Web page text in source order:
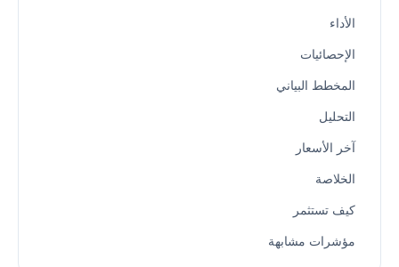
الأداء
الإحصائيات
المخطط البياني
التحليل
آخر الأسعار
الخلاصة
كيف تستثمر
مؤشرات مشابهة